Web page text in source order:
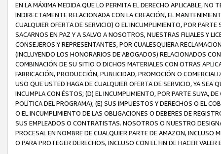
EN LA MÁXIMA MEDIDA QUE LO PERMITA EL DERECHO APLICABLE,
INDIRECTAMENTE RELACIONADA CON LA CREACIÓN, EL
CUALQUIER OFERTA DE SERVICIO) O EL INCUMPLIMIENTO, POR
SACARNOS EN PAZ Y A SALVO A NOSOTROS, NUESTRAS FILIALES Y
CONSEJEROS Y REPRESENTANTES, POR CUALESQUIERA
(INCLUYENDO LOS HONORARIOS DE ABOGADOS) RELACIONADOS
COMBINACIÓN DE SU SITIO O DICHOS MATERIALES CON OTRAS
FABRICACIÓN, PRODUCCIÓN, PUBLICIDAD, PROMOCIÓN O
USO QUE USTED HAGA DE CUALQUIER OFERTA DE SERVICIO, YA SEA
INCUMPLA CON ÉSTOS; (D) EL INCUMPLIMIENTO, POR PARTE SUYA,
POLÍTICA DEL PROGRAMA); (E) SUS IMPUESTOS Y DERECHOS O EL
O EL INCUMPLIMIENTO DE LAS OBLIGACIONES O DEBERES DE
SUS EMPLEADOS O CONTRATISTAS. NOSOTROS O NUESTRO
PROCESAL EN NOMBRE DE CUALQUIER PARTE DE AMAZON, INCLUSO
O PARA PROTEGER DERECHOS, INCLUSO CON EL FIN DE HACER VALER